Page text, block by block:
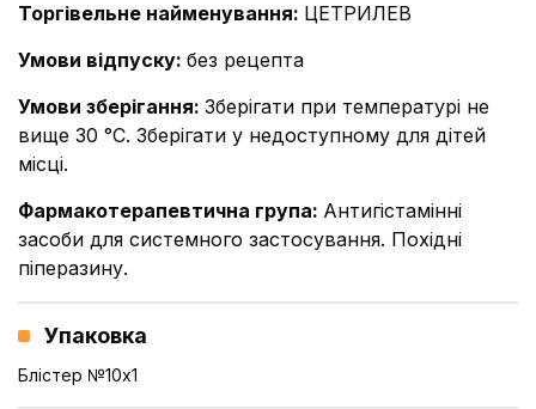
Торгівельне найменування: ЦЕТРИЛЕВ
Умови відпуску: без рецепта
Умови зберігання: Зберігати при температурі не
вище 30 °С. Зберігати у недоступному для дітей
місці.
Фармакотерапевтична група: Антигістамінні
засоби для системного застосування. Похідні
піперазину.
Упаковка
Блістер №10x1